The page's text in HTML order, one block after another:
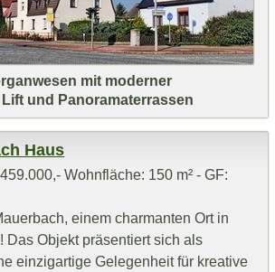
mit moderner
und Panoramaterrassen
Haus
Wohnfläche: 150 m² - GF:
einem charmanten Ort in
Das Objekt präsentiert sich als
einzigartige Gelegenheit für kreative